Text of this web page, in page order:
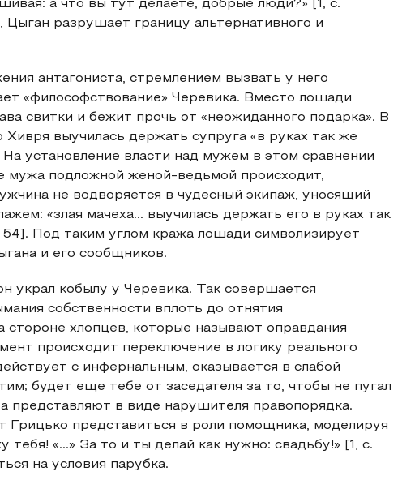
а что вы тут делаете, добрые люди?» [1, с.
Цыган разрушает границу альтернативного и
антагониста, стремлением вызвать у него
«философствование» Черевика. Вместо лошади
свитки и бежит прочь от «неожиданного подарка». В
Хивря выучилась держать супруга «в руках так же
установление власти над мужем в этом сравнении
мужа подложной женой-ведьмой происходит,
не водворяется в чудесный экипаж, уносящий
«злая мачеха... выучилась держать его в руках так
Под таким углом кража лошади символизирует
и его сообщников.
украл кобылу у Черевика. Так совершается
собственности вплоть до отнятия
стороне хлопцев, которые называют оправдания
происходит переключение в логику реального
с инфернальным, оказывается в слабой
будет еще тебе от заседателя за то, чтобы не пугал
представляют в виде нарушителя правопорядка.
Грицько представиться в роли помощника, моделируя
«...» За то и ты делай как нужно: свадьбу!» [1, с.
на условия парубка.